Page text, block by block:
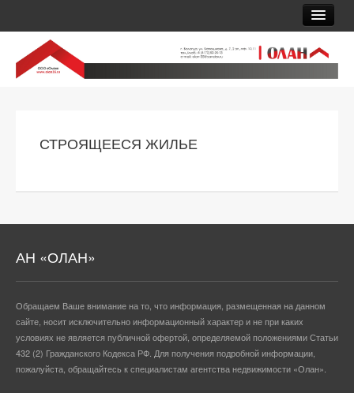
ОТЗЫВЫ О НАС
СТРОЯЩЕЕСЯ ЖИЛЬЕ
АН «ОЛАН»
Обращаем Ваше внимание на то, что информация, размещенная на данном
сайте, носит исключительно информационный характер и не при каких
условиях не является публичной офертой, определяемой положениями Статьи
432 (2) Гражданского Кодекса РФ. Для получения подробной информации,
пожалуйста, обращайтесь к специалистам агентства недвижимости «Олан».